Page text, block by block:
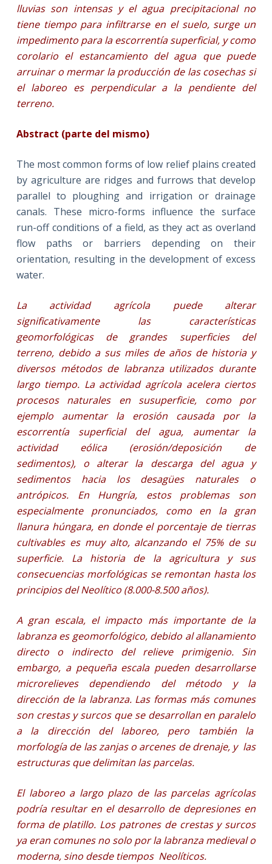
lluvias son intensas y el agua precipitacional no
tiene tiempo para infiltrarse en el suelo, surge un
impedimento para la escorrentía superficial, y como
corolario el estancamiento del agua que puede
arruinar o mermar la producción de las cosechas si
el laboreo es perpendicular a la pendiente del
terreno.
Abstract (parte del mismo)
The most common forms of low relief plains created
by agriculture are ridges and furrows that develop
parallel to ploughing and irrigation or drainage
canals. These micro-forms influence the surface
run-off conditions of a field, as they act as overland
flow paths or barriers depending on their
orientation, resulting in the development of excess
water.
La actividad agrícola puede alterar
significativamente las características
geomorfológicas de grandes superficies del
terreno, debido a sus miles de años de historia y
diversos métodos de labranza utilizados durante
largo tiempo. La actividad agrícola acelera ciertos
procesos naturales en susuperficie, como por
ejemplo aumentar la erosión causada por la
escorrentía superficial del agua, aumentar la
actividad eólica (erosión/deposición de
sedimentos), o alterar la descarga del agua y
sedimentos hacia los desagües naturales o
antrópicos. En Hungría, estos problemas son
especialmente pronunciados, como en la gran
llanura húngara, en donde el porcentaje de tierras
cultivables es muy alto, alcanzando el 75% de su
superficie. La historia de la agricultura y sus
consecuencias morfológicas se remontan hasta los
principios del Neolítico (8.000-8.500 años).
A gran escala, el impacto más importante de la
labranza es geomorfológico, debido al allanamiento
directo o indirecto del relieve primigenio. Sin
embargo, a pequeña escala pueden desarrollarse
microrelieves dependiendo del método y la
dirección de la labranza. Las formas más comunes
son crestas y surcos que se desarrollan en paralelo
a la dirección del laboreo, pero también la
morfología de las zanjas o arcenes de drenaje, y las
estructuras que delimitan las parcelas.
El laboreo a largo plazo de las parcelas agrícolas
podría resultar en el desarrollo de depresiones en
forma de platillo. Los patrones de crestas y surcos
ya eran comunes no solo por la labranza medieval o
moderna, sino desde tiempos Neolíticos.